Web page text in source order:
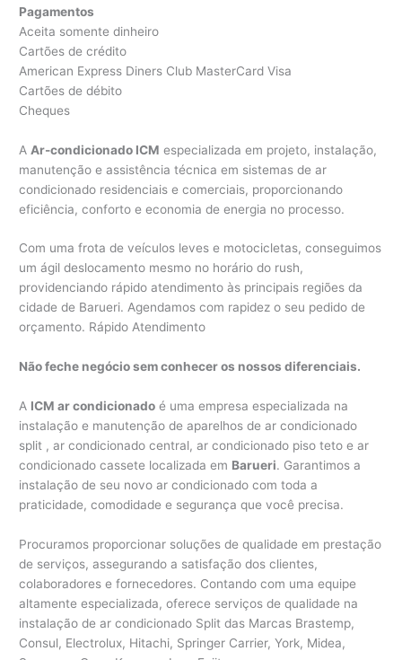
Pagamentos
Aceita somente dinheiro
Cartões de crédito
American Express Diners Club MasterCard Visa
Cartões de débito
Cheques
A Ar-condicionado ICM especializada em projeto, instalação,
manutenção e assistência técnica em sistemas de ar
condicionado residenciais e comerciais, proporcionando
eficiência, conforto e economia de energia no processo.
Com uma frota de veículos leves e motocicletas, conseguimos
um ágil deslocamento mesmo no horário do rush,
providenciando rápido atendimento às principais regiões da
cidade de Barueri. Agendamos com rapidez o seu pedido de
orçamento. Rápido Atendimento
Não feche negócio sem conhecer os nossos diferenciais.
A ICM ar condicionado é uma empresa especializada na
instalação e manutenção de aparelhos de ar condicionado
split , ar condicionado central, ar condicionado piso teto e ar
condicionado cassete localizada em Barueri. Garantimos a
instalação de seu novo ar condicionado com toda a
praticidade, comodidade e segurança que você precisa.
Procuramos proporcionar soluções de qualidade em prestação
de serviços, assegurando a satisfação dos clientes,
colaboradores e fornecedores. Contando com uma equipe
altamente especializada, oferece serviços de qualidade na
instalação de ar condicionado Split das Marcas Brastemp,
Consul, Electrolux, Hitachi, Springer Carrier, York, Midea,